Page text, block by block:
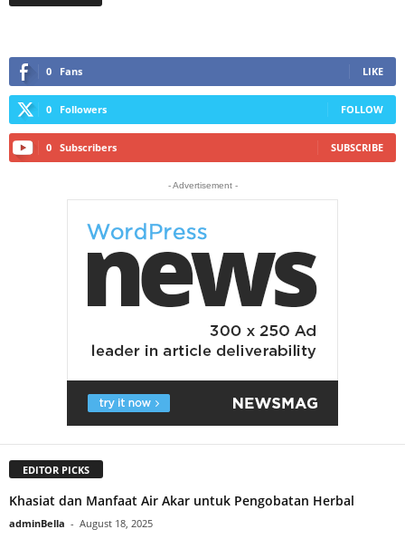
0 Fans LIKE
0 Followers FOLLOW
0 Subscribers SUBSCRIBE
- Advertisement -
EDITOR PICKS
Khasiat dan Manfaat Air Akar untuk Pengobatan Herbal
adminBella - August 18, 2025